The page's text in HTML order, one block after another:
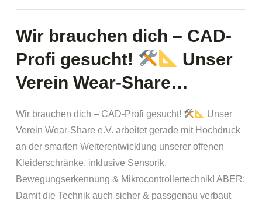
Wir brauchen dich – CAD-
Profi gesucht!
Unser
Verein Wear-Share…
Wir brauchen dich – CAD-Profi gesucht!
Unser
Verein Wear-Share e.V. arbeitet gerade mit Hochdruck
an der smarten Weiterentwicklung unserer offenen
Kleiderschränke, inklusive Sensorik,
Bewegungserkennung & Mikrocontrollertechnik! ABER:
Damit die Technik auch sicher & passgenau verbaut